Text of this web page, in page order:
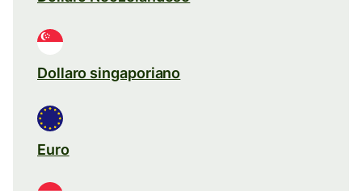
Dollaro singaporiano
Euro